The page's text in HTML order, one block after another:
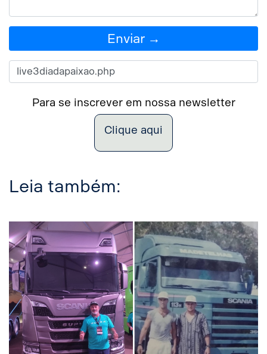
Enviar →
Para se inscrever em nossa newsletter
Clique aqui
Leia também: